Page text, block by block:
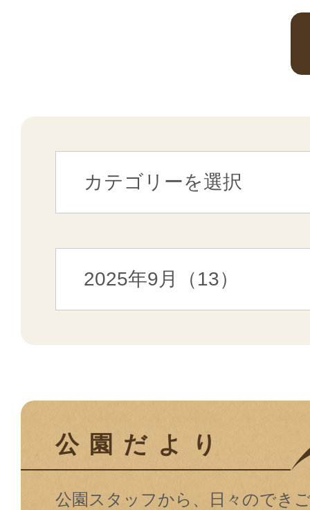
公園だより
公園スタッフから、日々のでき